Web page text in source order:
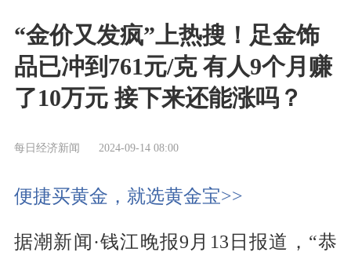
“金价又发疯”上热搜！足金饰
品已冲到761元/克 有人9个月赚
了10万元 接下来还能涨吗？
每日经济新闻 2024-09-14 08:00
便捷买黄金，就选黄金宝>>
据潮新闻·钱江晚报9月13日报道，“恭